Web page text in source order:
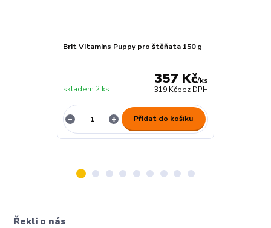
Brit Vitamins Puppy pro štěňata 150 g
357 Kč/ks
319 Kčbez DPH
skladem 2 ks
Přidat do košíku
Řekli o nás